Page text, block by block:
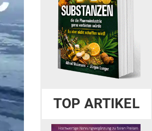
TOP ARTIKEL